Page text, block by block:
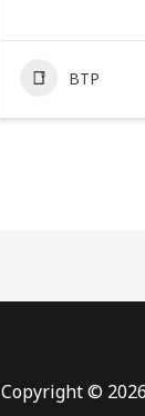
BTP
Copyright ©